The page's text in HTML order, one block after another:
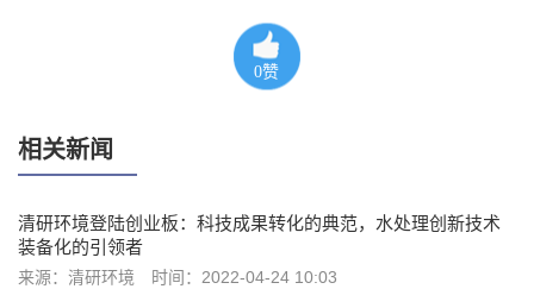
0赞
相关新闻
清研环境登陆创业板：科技成果转化的典范，水处理创新技术
装备化的引领者
来源：清研环境 时间：2022-04-24 10:03